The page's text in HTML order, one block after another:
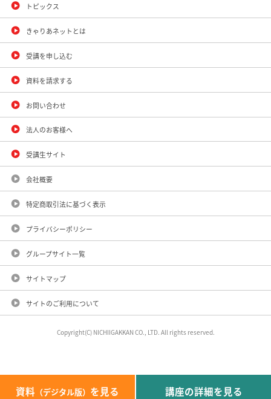
トピックス
きゃりあネットとは
受講を申し込む
資料を請求する
お問い合わせ
法人のお客様へ
受講生サイト
会社概要
特定商取引法に基づく表示
プライバシーポリシー
グループサイト一覧
サイトマップ
サイトのご利用について
Copyright(C) NICHIIGAKKAN CO., LTD. All rights reserved.
資料 （デジタル版） を見る 講座の詳細を見る